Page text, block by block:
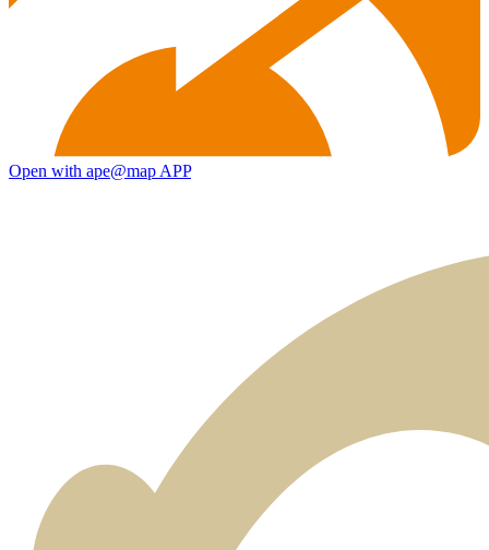
Open with ape@map APP